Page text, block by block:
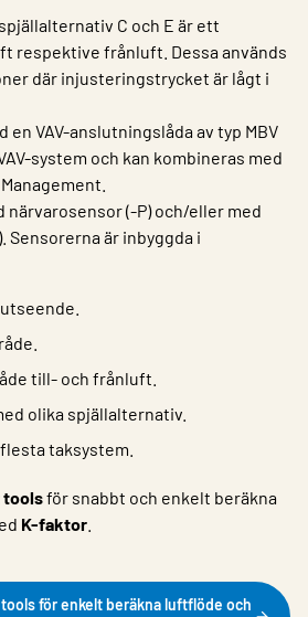
C och E är ett
respektive frånluft. Dessa används
där injusteringstrycket är lågt i
en VAV-anslutningslåda av typ MBV
system och kan kombineras med
närvarosensor (-P) och/eller med
Sensorerna är inbyggda i
till- och frånluft.
olika spjällalternativ.
taksystem.
toolsför snabbt och enkelt beräkna
K-faktor
för enkelt beräkna luftflöde och